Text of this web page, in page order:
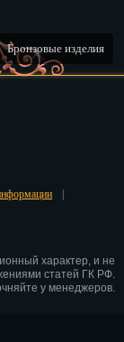
Бронзовые изделия
характер, и не
статей ГК РФ.
у менеджеров.